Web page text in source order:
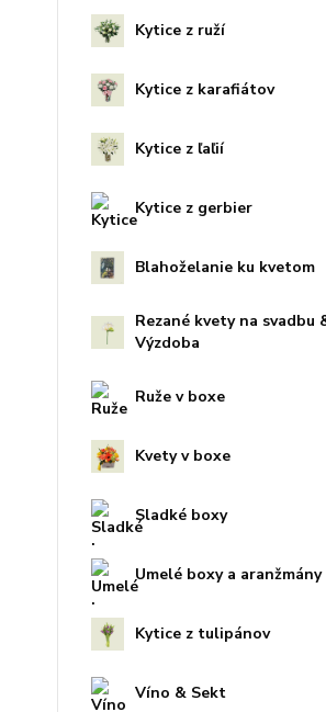
Kytice z ruží
Kytice z karafiátov
Kytice z ľaľií
Kytice z gerbier
Blahoželanie ku kvetom
Rezané kvety na svadbu
Výzdoba
Ruže v boxe
Kvety v boxe
Sladké boxy
Umelé boxy a aranžmány
Kytice z tulipánov
Víno & Sekt